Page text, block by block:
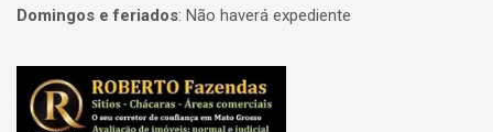
Domingos e feriados: Não haverá expediente
Página inicial